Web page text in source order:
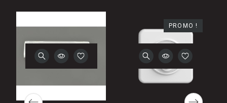
PROMO !